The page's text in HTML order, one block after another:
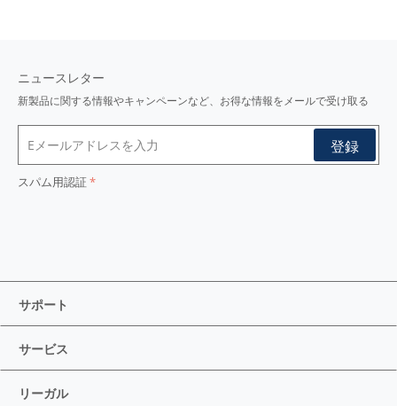
ニュースレター
新製品に関する情報やキャンペーンなど、お得な情報をメールで受け取る
スパム用認証
サポート
サービス
リーガル